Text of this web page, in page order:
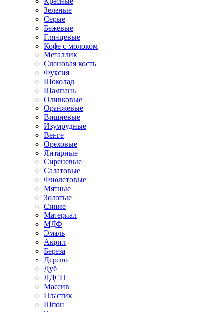
Зеленые
Серые
Бежевые
Глянцевые
Кофе с молоком
Металлик
Слоновая кость
Фуксия
Шоколад
Шампань
Оливковые
Оранжевые
Вишневые
Изумрудные
Венге
Ореховые
Янтарные
Сиреневые
Салатовые
Фиолетовые
Мятные
Золотые
Синие
Материал
МДФ
Эмаль
Акрил
Береза
Дерево
Дуб
ЛДСП
Массив
Пластик
Шпон